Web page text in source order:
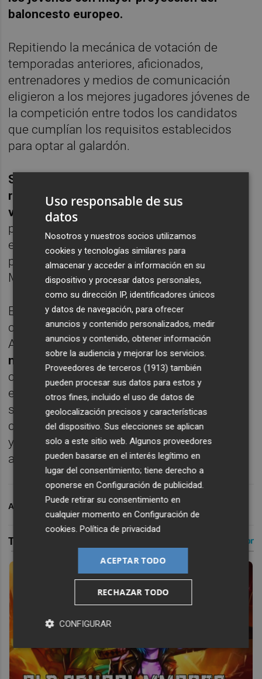
baloncesto europeo.
Repitiendo la mecánica de votación de
temporadas anteriores, aficionados,
entrenadores y medios de comunicación
eligieron a los mejores jugadores jóvenes de
la competición entre todos los candidatos
que cumplían los requisitos establecidos
para optar al galardón.
Sergio de Larrea fue el jugador más
respaldado en las tres categorías de
votación, imponiéndose tanto en la elección
popular como en la realizada por
entrenadores y medios de comunicación
para hacerse con el premio Azulmarino al
Mejor Joven de la Liga Endesa 2025-26.
El base vallisoletano fue uno de los
candidatos al galardón ofrecido por
Azulmarino, reservado paralos jugadores
nacidos en 2005 o años posteriores
cumplieran los requisitos de participación
establecidos por la competición. Su
sobresaliente temporada le permitió
convertirseen el sucesor de Jean Montero
y añadir un nuevo reconocimiento individual
a una campaña para el recuerdo.
ARCHIVADO EN
Uso responsable de sus
datos
Nosotros y nuestros socios utilizamos
cookies y tecnologías similares para
almacenar y acceder a información en su
dispositivo y procesar datos personales,
como su dirección IP, identificadores únicos
y datos de navegación, para ofrecer
anuncios y contenido personalizados, medir
anuncios y contenido, obtener información
sobre la audiencia y mejorar los servicios.
Proveedores de terceros (1913) también
pueden procesar sus datos para estos y
otros fines, incluido el uso de datos de
geolocalización precisos y características
del dispositivo. Sus elecciones se aplican
solo a este sitio web. Algunos proveedores
pueden basarse en el interés legítimo en
lugar del consentimiento; tiene derecho a
oponerse enConfiguración de publicidad.
Puede retirar su consentimiento en
cualquier momento enConfiguración de
cookies.Política de privacidad
ACEPTAR TODO
RECHAZAR TODO
CONFIGURAR